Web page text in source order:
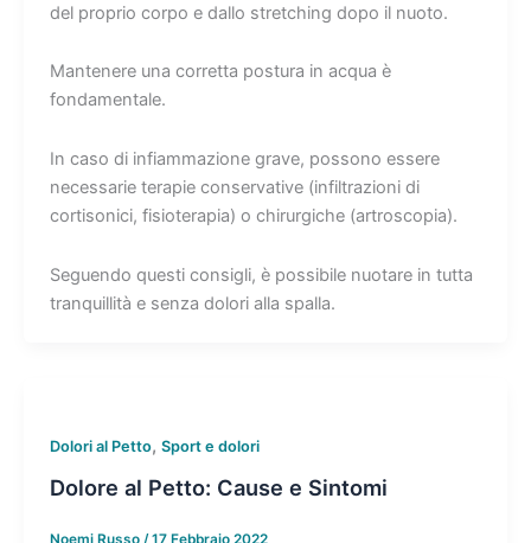
del proprio corpo e dallo stretching dopo il nuoto.
Mantenere una corretta postura in acqua è
fondamentale.
In caso di infiammazione grave, possono essere
necessarie terapie conservative (infiltrazioni di
cortisonici, fisioterapia) o chirurgiche (artroscopia).
Seguendo questi consigli, è possibile nuotare in tutta
tranquillità e senza dolori alla spalla.
Dolori al Petto, Sport e dolori
Dolore al Petto: Cause e Sintomi
Noemi Russo /17 Febbraio 2022